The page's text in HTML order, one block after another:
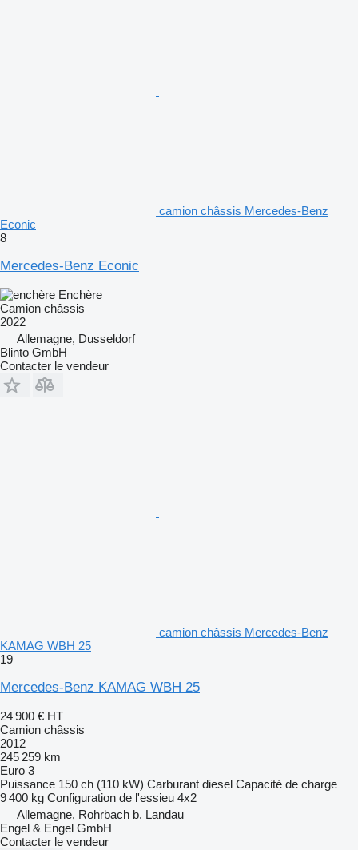
camion châssis Mercedes-Benz
Econic
8
Mercedes-Benz Econic
Enchère
Camion châssis
2022
Allemagne, Dusseldorf
Blinto GmbH
Contacter le vendeur
camion châssis Mercedes-Benz
KAMAG WBH 25
19
Mercedes-Benz KAMAG WBH 25
24 900 € HT
Camion châssis
2012
245 259 km
Euro 3
Puissance 150 ch (110 kW) Carburant diesel Capacité de charge
9 400 kg Configuration de l'essieu 4x2
Allemagne, Rohrbach b. Landau
Engel & Engel GmbH
Contacter le vendeur